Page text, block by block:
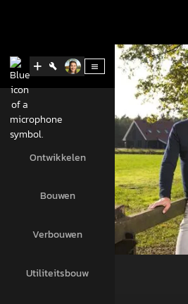
Ontwikkelen
Bouwen
Verbouwen
Utiliteitsbouw